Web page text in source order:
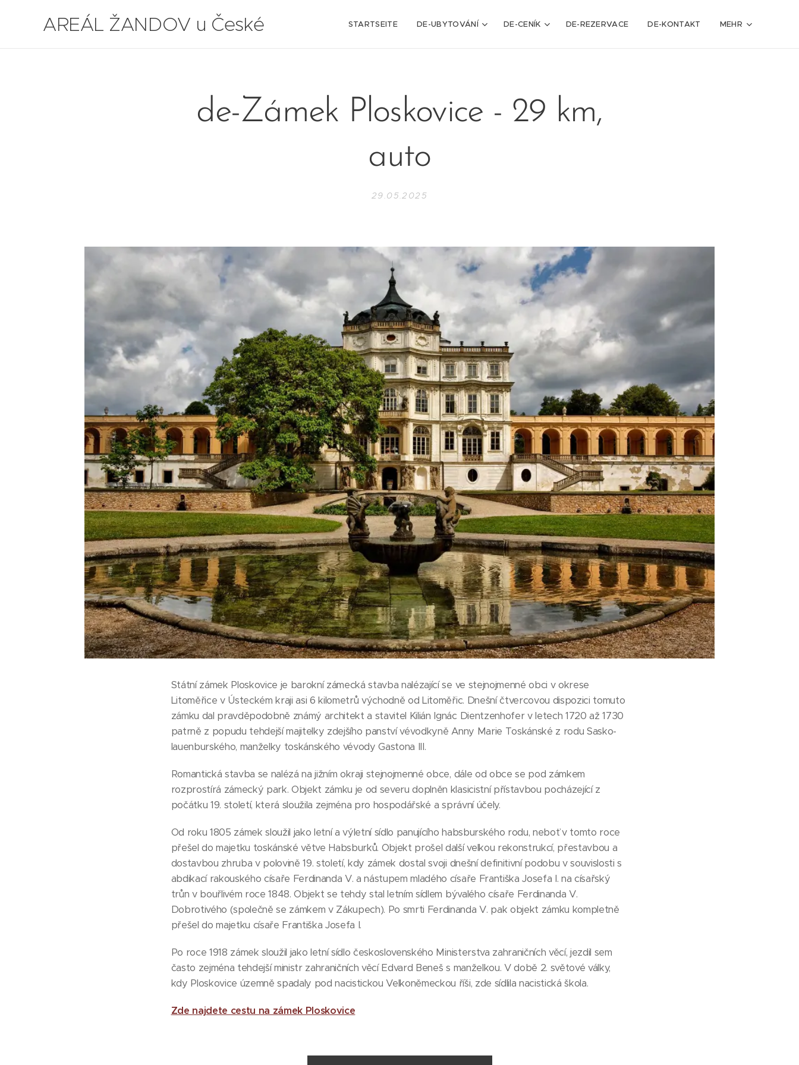
AREÁL ŽANDOV u České
STARTSEITE DE-UBYTOVÁNÍ DE-CENÍK DE-REZERVACE DE-KONTAKT MEHR
de-Zámek Ploskovice - 29 km,
auto
29.05.2025
Státní zámek Ploskovice je barokní zámecká stavba nalézající se ve stejnojmenné obci v okrese
Litoměřice v Ústeckém kraji asi 6 kilometrů východně od Litoměřic. Dnešní čtvercovou dispozici tomuto
zámku dal pravděpodobně známý architekt a stavitel Kilián Ignác Dientzenhofer v letech 1720 až 1730
patrně z popudu tehdejší majitelky zdejšího panství vévodkyně Anny Marie Toskánské z rodu Sasko-
lauenburského, manželky toskánského vévody Gastona III.
Romantická stavba se nalézá na jižním okraji stejnojmenné obce, dále od obce se pod zámkem
rozprostírá zámecký park. Objekt zámku je od severu doplněn klasicistní přístavbou pocházející z
počátku 19. století, která sloužila zejména pro hospodářské a správní účely.
Od roku 1805 zámek sloužil jako letní a výletní sídlo panujícího habsburského rodu, neboť v tomto roce
přešel do majetku toskánské větve Habsburků. Objekt prošel další velkou rekonstrukcí, přestavbou a
dostavbou zhruba v polovině 19. století, kdy zámek dostal svoji dnešní definitivní podobu v souvislosti s
abdikací rakouského císaře Ferdinanda V. a nástupem mladého císaře Františka Josefa I. na císařský
trůn v bouřlivém roce 1848. Objekt se tehdy stal letním sídlem bývalého císaře Ferdinanda V.
Dobrotivého (společně se zámkem v Zákupech). Po smrti Ferdinanda V. pak objekt zámku kompletně
přešel do majetku císaře Františka Josefa I.
Po roce 1918 zámek sloužil jako letní sídlo československého Ministerstva zahraničních věcí, jezdil sem
často zejména tehdejší ministr zahraničních věcí Edvard Beneš s manželkou. V době 2. světové války,
kdy Ploskovice územně spadaly pod nacistickou Velkoněmeckou říši, zde sídlila nacistická škola.
Zde najdete cestu na zámek Ploskovice